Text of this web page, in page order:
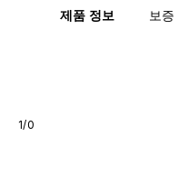
제품 정보 보
1/0